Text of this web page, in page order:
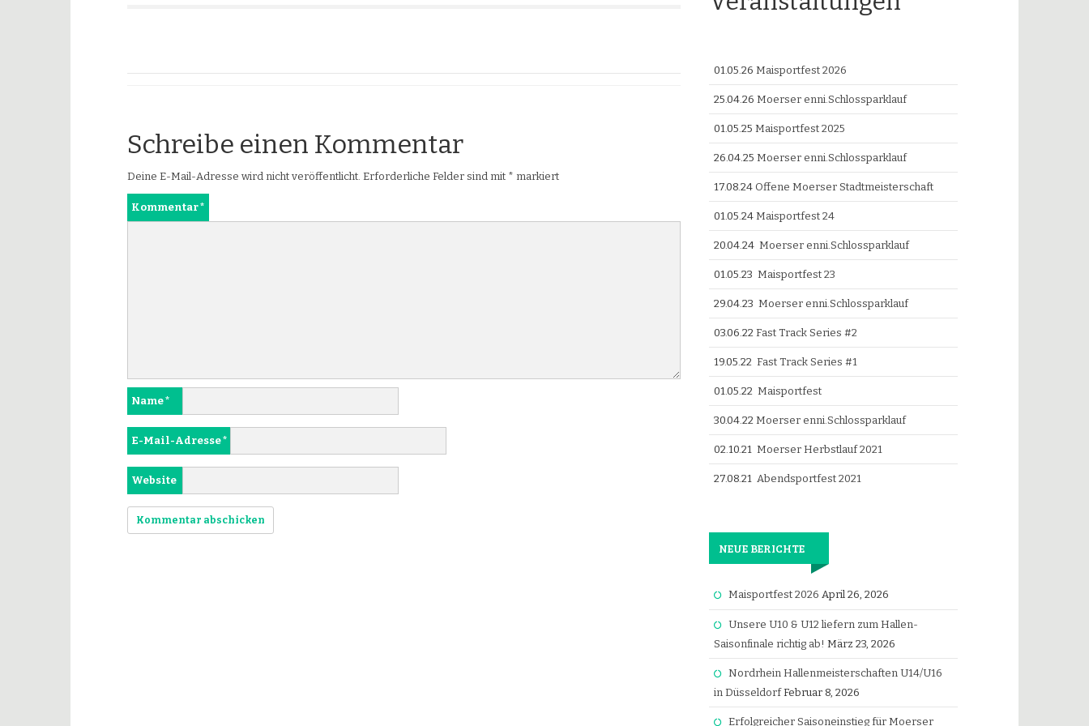
Schreibe einen Kommentar
Deine E-Mail-Adresse wird nicht veröffentlicht. Erforderliche Felder sind mit * markiert
Kommentar*
Name*
E-Mail-Adresse*
Website
01.05.26Maisportfest 2026
25.04.26Moerser enni.Schlossparklauf
01.05.25Maisportfest 2025
26.04.25Moerser enni.Schlossparklauf
17.08.24 Offene Moerser Stadtmeisterschaft
01.05.24Maisportfest 24
20.04.24Moerser enni.Schlossparklauf
01.05.23Maisportfest 23
29.04.23Moerser enni.Schlossparklauf
03.06.22Fast Track Series #2
19.05.22Fast Track Series #1
01.05.22Maisportfest
30.04.22Moerser enni.Schlossparklauf
02.10.21Moerser Herbstlauf 2021
27.08.21 Abendsportfest 2021
NEUE BERICHTE
Maisportfest 2026 April 26, 2026
Unsere U10 & U12 liefern zum Hallen-
Saisonfinale richtig ab! März 23, 2026
Nordrhein Hallenmeisterschaften U14/U16
in Düsseldorf Februar 8, 2026
Erfolgreicher Saisoneinstieg für Moerser